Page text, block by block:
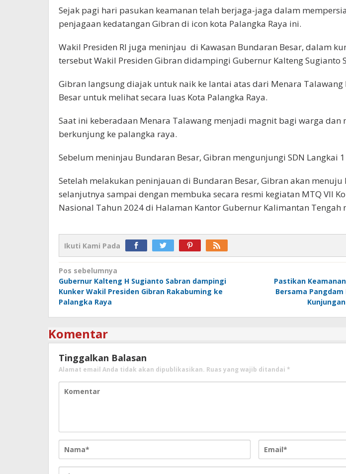
Sejak pagi hari pasukan keamanan telah berjaga-jaga dalam
penjagaan kedatangan Gibran di icon kota Palangka Raya ini.
Wakil Presiden RI juga meninjau di Kawasan Bundaran Besar, dalam
tersebut Wakil Presiden Gibran didampingi Gubernur Kalteng Sugianto
Gibran langsung diajak untuk naik ke lantai atas dari Menara Talawang
Besar untuk melihat secara luas Kota Palangka Raya.
Saat ini keberadaan Menara Talawang menjadi magnit bagi warga dan
berkunjung ke palangka raya.
Sebelum meninjau Bundaran Besar, Gibran mengunjungi SDN Langkai 1
Setelah melakukan peninjauan di Bundaran Besar, Gibran akan menuju
selanjutnya sampai dengan membuka secara resmi kegiatan MTQ VII
Nasional Tahun 2024 di Halaman Kantor Gubernur Kalimantan Tengah
Ikuti Kami Pada
Navigasi
pos
Pos sebelumnya
Gubernur Kalteng H Sugianto Sabran dampingi
Kunker Wakil Presiden Gibran Rakabuming ke
Palangka Raya
Pastikan
Bersama
Komentar
Tinggalkan Balasan
Alamat email Anda tidak akan dipublikasikan. Ruas yang wajib ditandai *